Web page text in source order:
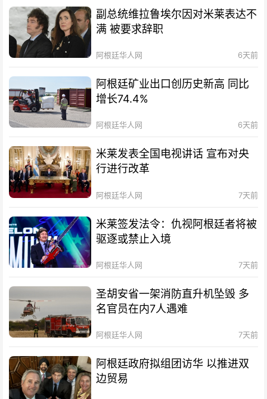
副总统维拉鲁埃尔因对米莱表达不
满 被要求辞职
阿根廷华人网 6天前
阿根廷矿业出口创历史新高 同比
增长74.4%
阿根廷华人网 6天前
米莱发表全国电视讲话 宣布对央
行进行改革
阿根廷华人网 7天前
米莱签发法令：仇视阿根廷者将被
驱逐或禁止入境
阿根廷华人网 7天前
圣胡安省一架消防直升机坠毁 多
名官员在内7人遇难
阿根廷华人网 7天前
阿根廷政府拟组团访华 以推进双
边贸易